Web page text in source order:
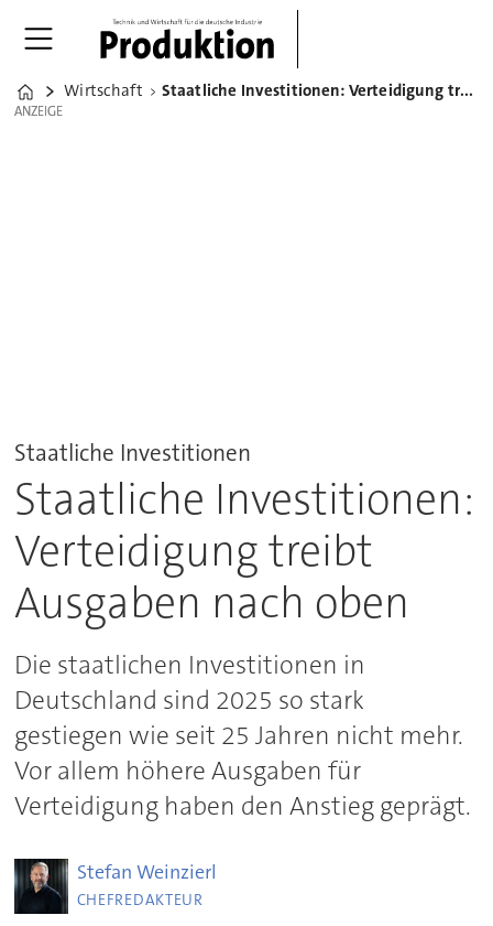
Home
Wirtschaft Staatliche Investitionen: Verteidigung treibt Ausgaben nach oben
ANZEIGE
ANZEIGE
Staatliche Investitionen
Staatliche Investitionen:
Verteidigung treibt
Ausgaben nach oben
Die staatlichen Investitionen in
Deutschland sind 2025 so stark
gestiegen wie seit 25 Jahren nicht mehr.
Vor allem höhere Ausgaben für
Verteidigung haben den Anstieg geprägt.
Stefan Weinzierl
CHEFREDAKTEUR